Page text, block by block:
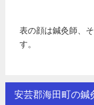
表の顔は鍼灸師、
す。
安芸郡海田町の鍼